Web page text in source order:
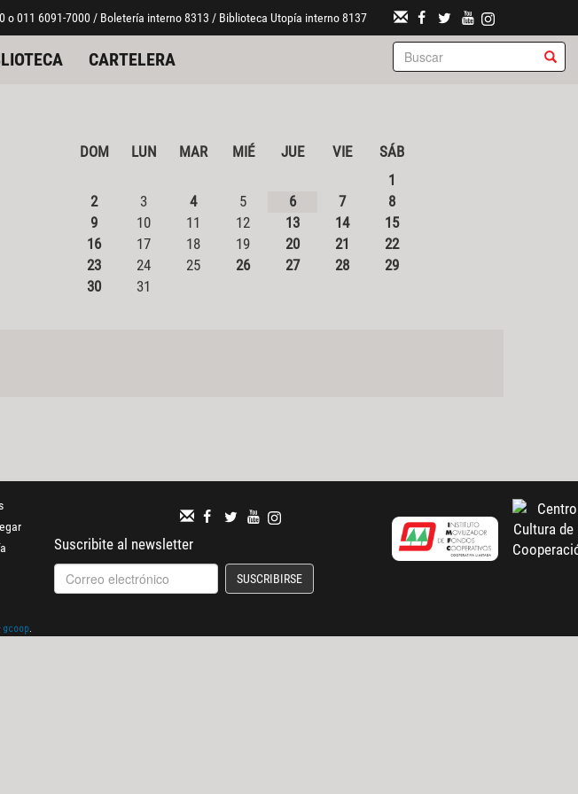
o 011 6091-7000 / Boletería interno 8313 / Biblioteca Utopía interno 8137
CARTELERA
DOM LUN MAR MIÉ JUE VIE
SÁB
1
2
3 4 5 6 7
8
9
10 11 12 13 14
15
16
17 18 19 20 21
22
23
24 25 26 27 28
29
30
31
Suscribite al newsletter
SUSCRIBIRSE
gcoop